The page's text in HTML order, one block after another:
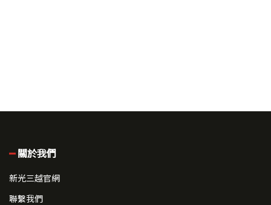
關於我們
新光三越官網
聯繫我們